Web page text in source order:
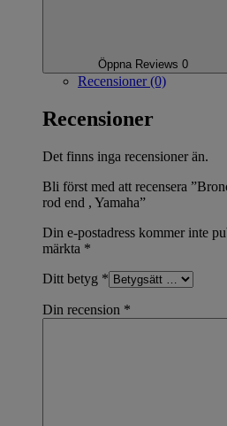
Öppna Reviews 0
Recensioner (0)
Recensioner
Det finns inga recensioner än.
Bli först med att recensera
rod end , Yamaha”
Din e-postadress kommer inte
märkta *
Ditt betyg *
Din recension *